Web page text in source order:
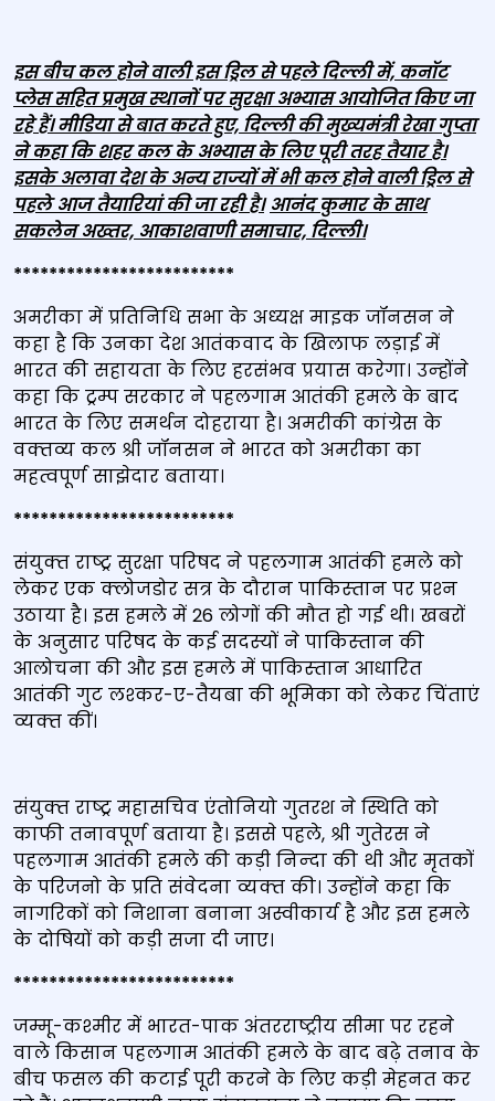
इस बीच कल होने वाली इस ड्रिल से पहले दिल्ली में, कनॉट
प्लेस सहित प्रमुख स्थानों पर सुरक्षा अभ्यास आयोजित किए जा
रहे हैं। मीडिया से बात करते हुए, दिल्ली की मुख्यमंत्री रेखा गुप्ता
ने कहा कि शहर कल के अभ्यास के लिए पूरी तरह तैयार है।
इसके अलावा देश के अन्य राज्यों में भी कल होने वाली ड्रिल से
पहले आज तैयारियां की जा रही है। आनंद कुमार के साथ
सकलेन अख्तर, आकाशवाणी समाचार, दिल्ली।
*************************
अमरीका में प्रतिनिधि सभा के अध्‍यक्ष माइक जॉनसन ने
कहा है कि उनका देश आतंकवाद के खिलाफ लड़ाई में
भारत की सहायता के लिए हरसंभव प्रयास करेगा। उन्‍होंने
कहा कि ट्रम्प सरकार ने पहलगाम आतंकी हमले के बाद
भारत के लिए समर्थन दोहराया है। अमरीकी कांग्रेस के
वक्‍तव्‍य कल श्री जॉनसन ने भारत को अमरीका का
महत्वपूर्ण साझेदार बताया।
*************************
संयुक्‍त राष्‍ट्र सुरक्षा परिषद ने पहलगाम आतंकी हमले को
लेकर एक क्‍लोजडोर सत्र के दौरान पाकिस्‍तान पर प्रश्‍न
उठाया है। इस हमले में 26 लोगों की मौत हो गई थी। खबरों
के अनुसार परिषद के कई सदस्‍यों ने पाकिस्‍तान की
आलोचना की और इस हमले में पाकिस्‍तान आधारित
आतंकी गुट लश्‍कर-ए-तैयबा की भूमिका को लेकर चिंताएं
व्‍यक्‍त कीं।
संयुक्‍त राष्‍ट्र महासचिव एं‍तोनियो गुतरश ने स्थिति को
काफी तनावपूर्ण बताया है। इससे पहले, श्री गुतेरस ने
पहलगाम आतंकी हमले की कड़ी निन्‍दा की थी और मृतकों
के परिजनो के प्रति संवेदना व्‍यक्‍त की। उन्‍होंने कहा कि
नागरिकों को निशाना बनाना अस्वीकार्य है और इस हमले
के दोषियों को कड़ी सजा दी जाए।
*************************
जम्मू-कश्मीर में भारत-पाक अंतरराष्ट्रीय सीमा पर रहने
वाले किसान पहलगाम आतंकी हमले के बाद बढ़े तनाव के
बीच फसल की कटाई पूरी करने के लिए कड़ी मेहनत कर